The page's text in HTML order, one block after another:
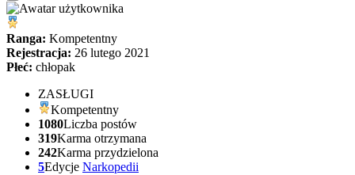
Ranga: Kompetentny
Rejestracja: 26 lutego 2021
Płeć: chłopak
ZASŁUGI
Kompetentny
1080Liczba postów
319Karma otrzymana
242Karma przydzielona
5Edycje Narkopedii